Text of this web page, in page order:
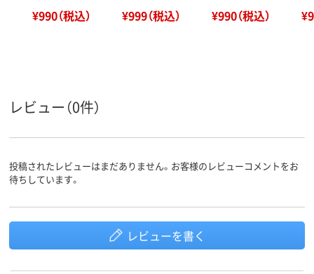
¥990（税込） ¥999（税込） ¥990（税込）
レビュー（0件）
投稿されたレビューはまだありません。お客様のレビューコメントをお
待ちしています。
レビューを書く